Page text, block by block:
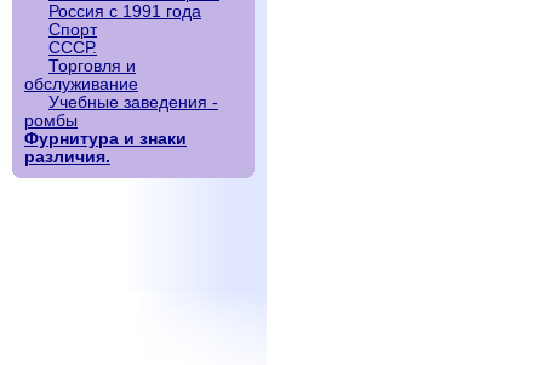
Россия с 1991 года
Спорт
СССР.
Торговля и
обслуживание
Учебные заведения -
ромбы
Фурнитура и знаки
различия.